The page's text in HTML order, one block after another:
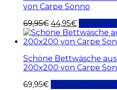
von Carpe Sonno
69,95€ 44,95€ Auf
Schöne Bettwäsche
200x200 von Carpe
69,95€ Auf Amazon